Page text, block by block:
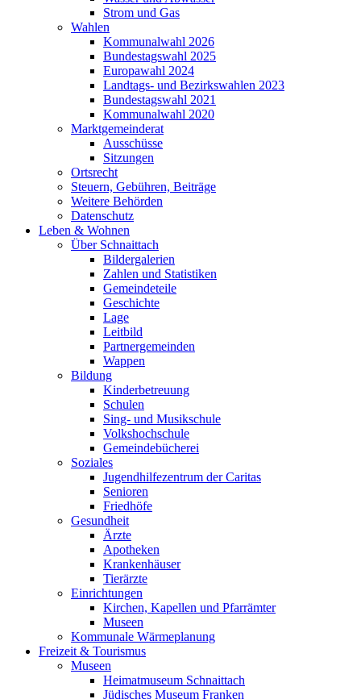
Strom und Gas
Wahlen
Kommunalwahl 2026
Bundestagswahl 2025
Europawahl 2024
Landtags- und Bezirkswahlen 2023
Bundestagswahl 2021
Kommunalwahl 2020
Marktgemeinderat
Ausschüsse
Sitzungen
Ortsrecht
Steuern, Gebühren, Beiträge
Weitere Behörden
Datenschutz
Leben & Wohnen
Über Schnaittach
Bildergalerien
Zahlen und Statistiken
Gemeindeteile
Geschichte
Lage
Leitbild
Partnergemeinden
Wappen
Bildung
Kinderbetreuung
Schulen
Sing- und Musikschule
Volkshochschule
Gemeindebücherei
Soziales
Jugendhilfezentrum der Caritas
Senioren
Friedhöfe
Gesundheit
Ärzte
Apotheken
Krankenhäuser
Tierärzte
Einrichtungen
Kirchen, Kapellen und Pfarrämter
Museen
Kommunale Wärmeplanung
Freizeit & Tourismus
Museen
Heimatmuseum Schnaittach
Jüdisches Museum Franken